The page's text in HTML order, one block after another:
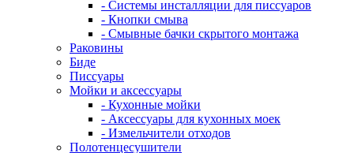
- Системы инсталляции для писсуаров
- Кнопки смыва
- Смывные бачки скрытого монтажа
Раковины
Биде
Писсуары
Мойки и аксессуары
- Кухонные мойки
- Аксессуары для кухонных моек
- Измельчители отходов
Полотенцесушители